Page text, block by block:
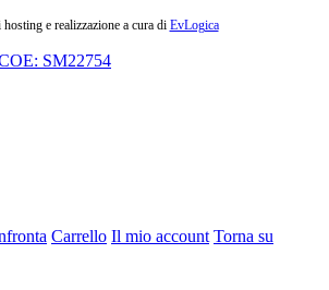
e realizzazione a cura di EvLogica
SM22754
Carrello Il mio account Torna su